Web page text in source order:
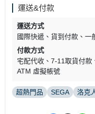
運送&付款
運送方式
國際快遞
貨到付款 一
付款方式
宅配代收
7-11取貨付款
ATM 虛擬帳號
超熱門品 SEGA 洛克